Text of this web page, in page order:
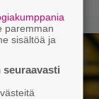
paremman
sisältöä ja